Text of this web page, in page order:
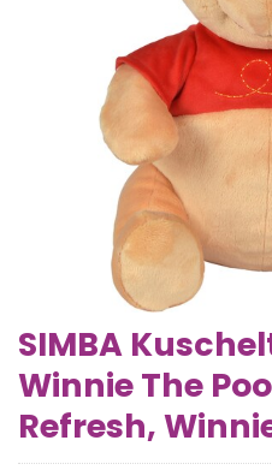
SIMBA
Winnie The
Refresh,